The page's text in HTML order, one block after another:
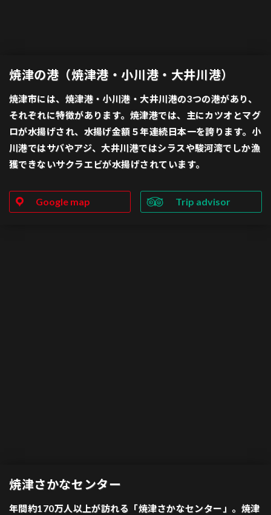
焼津の港（焼津港・小川港・大井川港）
焼津市には、焼津港・小川港・大井川港の3つの港があり、
それぞれに特徴があります。焼津港では、主にカツオとマグ
ロが水揚げされ、水揚げ金額５年連続日本一を誇ります。小
川港ではサバやアジ、大井川港ではシラスや駿河湾でしか漁
獲できないサクラエビが水揚げされています。
Google map Trip advisor
焼津さかなセンター
年間約170万人以上が訪れる「焼津さかなセンター」。焼津